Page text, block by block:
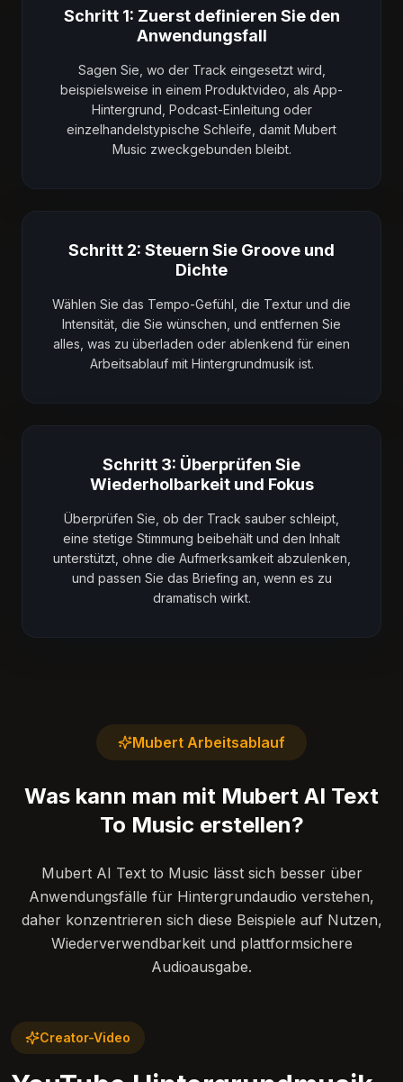
Schritt 1: Zuerst definieren Sie den
Anwendungsfall
Sagen Sie, wo der Track eingesetzt wird,
beispielsweise in einem Produktvideo, als App-
Hintergrund, Podcast-Einleitung oder
einzelhandelstypische Schleife, damit Mubert
Music zweckgebunden bleibt.
Schritt 2: Steuern Sie Groove und
Dichte
Wählen Sie das Tempo-Gefühl, die Textur und die
Intensität, die Sie wünschen, und entfernen Sie
alles, was zu überladen oder ablenkend für einen
Arbeitsablauf mit Hintergrundmusik ist.
Schritt 3: Überprüfen Sie
Wiederholbarkeit und Fokus
Überprüfen Sie, ob der Track sauber schleipt,
eine stetige Stimmung beibehält und den Inhalt
unterstützt, ohne die Aufmerksamkeit abzulenken,
und passen Sie das Briefing an, wenn es zu
dramatisch wirkt.
Mubert Arbeitsablauf
Was kann man mit Mubert AI Text
To Music erstellen?
Mubert AI Text to Music lässt sich besser über
Anwendungsfälle für Hintergrundaudio verstehen,
daher konzentrieren sich diese Beispiele auf Nutzen,
Wiederverwendbarkeit und plattformsichere
Audioausgabe.
Creator-Video